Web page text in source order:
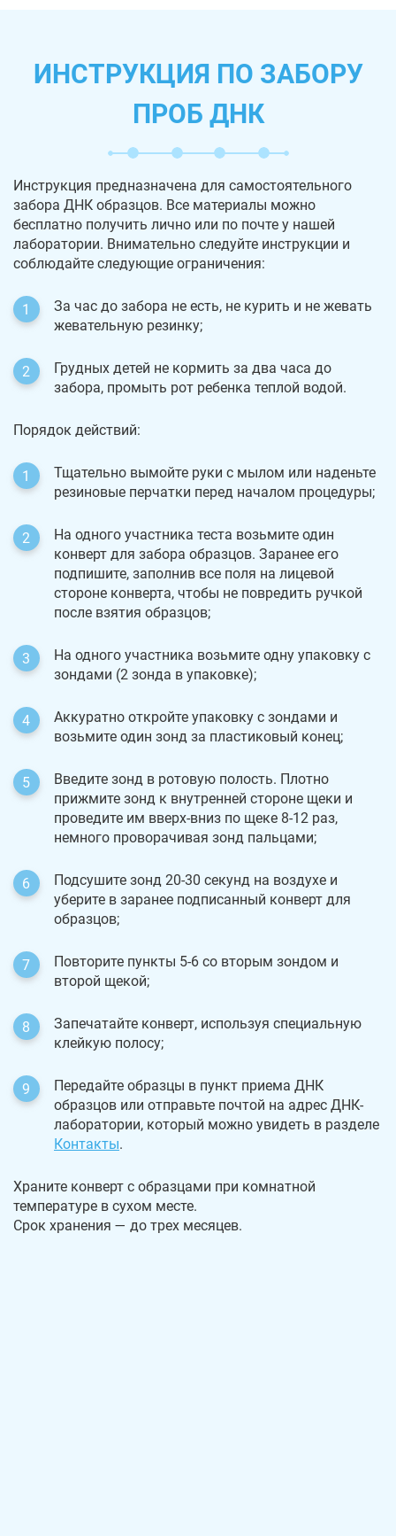
ИНСТРУКЦИЯ ПО ЗАБОРУ
ПРОБ ДНК
Инструкция предназначена для самостоятельного
забора ДНК образцов. Все материалы можно
бесплатно получить лично или по почте у нашей
лаборатории. Внимательно следуйте инструкции и
соблюдайте следующие ограничения:
За час до забора не есть, не курить и не жевать
жевательную резинку;
Грудных детей не кормить за два часа до
забора, промыть рот ребенка теплой водой.
Порядок действий:
Тщательно вымойте руки с мылом или наденьте
резиновые перчатки перед началом процедуры;
На одного участника теста возьмите один
конверт для забора образцов. Заранее его
подпишите, заполнив все поля на лицевой
стороне конверта, чтобы не повредить ручкой
после взятия образцов;
На одного участника возьмите одну упаковку с
зондами (2 зонда в упаковке);
Аккуратно откройте упаковку с зондами и
возьмите один зонд за пластиковый конец;
Введите зонд в ротовую полость. Плотно
прижмите зонд к внутренней стороне щеки и
проведите им вверх-вниз по щеке 8-12 раз,
немного проворачивая зонд пальцами;
Подсушите зонд 20-30 секунд на воздухе и
уберите в заранее подписанный конверт для
образцов;
Повторите пункты 5-6 со вторым зондом и
второй щекой;
Запечатайте конверт, используя специальную
клейкую полосу;
Передайте образцы в пункт приема ДНК
образцов или отправьте почтой на адрес ДНК-
лаборатории, который можно увидеть в разделе
Контакты.
Храните конверт с образцами при комнатной
температуре в сухом месте.
Срок хранения — до трех месяцев.